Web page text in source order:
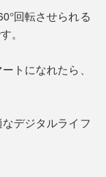
回転させられる
。
トになれたら、
デジタルライフ